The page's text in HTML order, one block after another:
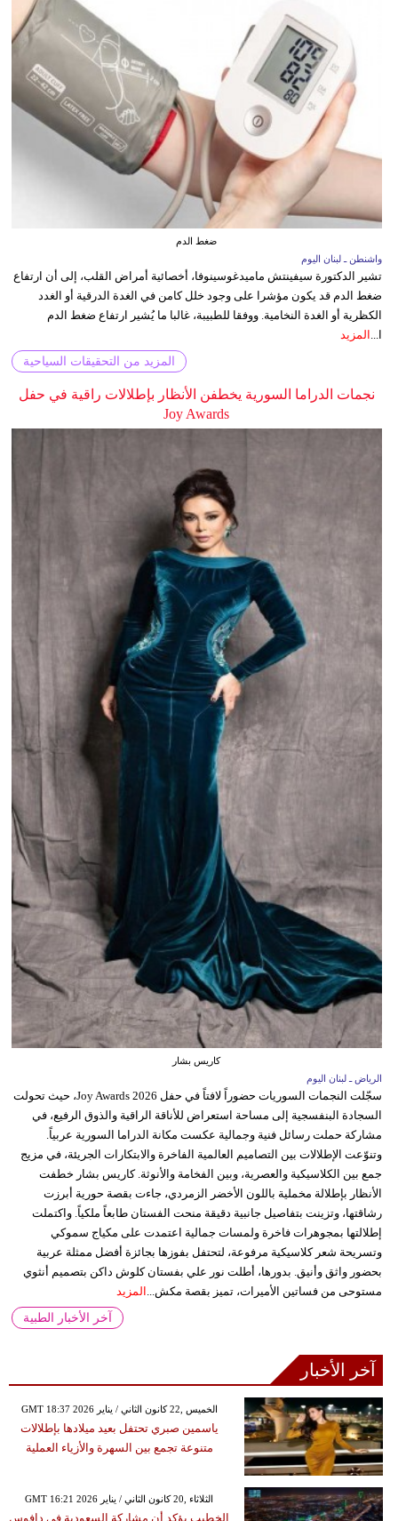
ضغط الدم
واشنطن ـ لبنان اليوم
تشير الدكتورة سيفينتش ماميدغوسينوفا، أخصائية أمراض القلب، إلى أن ارتفاع
ضغط الدم قد يكون مؤشرا على وجود خلل كامن في الغدة الدرقية أو الغدد
الكظرية أو الغدة النخامية. ووفقا للطبيبة، غالبا ما يُشير ارتفاع ضغط الدم
ا... المزيد
المزيد من التحقيقات السياحية
نجمات الدراما السورية يخطفن الأنظار بإطلالات راقية في حفل
Joy Awards
كاريس بشار
الرياض ـ لبنان اليوم
سجّلت النجمات السوريات حضوراً لافتاً في حفل Joy Awards 2026، حيث تحولت
السجادة البنفسجية إلى مساحة استعراض للأناقة الراقية والذوق الرفيع، في
مشاركة حملت رسائل فنية وجمالية عكست مكانة الدراما السورية عربياً.
وتنوّعت الإطلالات بين التصاميم العالمية الفاخرة والابتكارات الجريئة، في مزيج
جمع بين الكلاسيكية والعصرية، وبين الفخامة والأنوثة. كاريس بشار خطفت
الأنظار بإطلالة مخملية باللون الأخضر الزمردي، جاءت بقصة حورية أبرزت
رشاقتها، وتزينت بتفاصيل جانبية دقيقة منحت الفستان طابعاً ملكياً. واكتملت
إطلالتها بمجوهرات فاخرة ولمسات جمالية اعتمدت على مكياج سموكي
وتسريحة شعر كلاسيكية مرفوعة، لتحتفل بفوزها بجائزة أفضل ممثلة عربية
بحضور واثق وأنيق. بدورها، أطلت نور علي بفستان كلوش داكن بتصميم أنثوي
مستوحى من فساتين الأميرات، تميز بقصة مكش... المزيد
آخر الأخبار الطبية
آخر الأخبار
GMT 18:37 2026 الخميس ,22 كانون الثاني / يناير
ياسمين صبري تحتفل بعيد ميلادها بإطلالات
متنوعة تجمع بين السهرة والأزياء العملية
GMT 16:21 2026 الثلاثاء ,20 كانون الثاني / يناير
الخطيب يؤكد أن مشاركة السعودية في دافوس